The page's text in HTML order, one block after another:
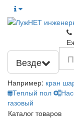
Везде
Например: кран
Теплый пол
газовый
Каталог товаров